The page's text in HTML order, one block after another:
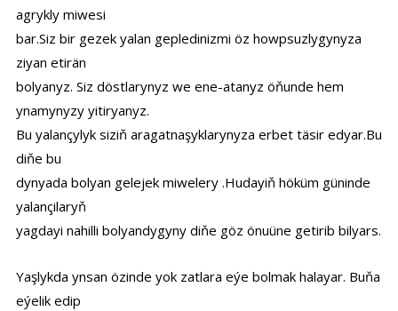
agrykly miwesi
bar.Siz bir gezek yalan gepledinizmi öz howpsuzlygynyza
ziyan etirän
bolyanyz. Siz döstlarynyz we ene-atanyz öňunde hem
ynamynyzy yitiryanyz.
Bu yalançylyk siziň aragatnaşyklarynyza erbet täsir edyar.Bu
diňe bu
dynyada bolyan gelejek miwelery .Hudayiň höküm güninde
yalançilaryň
yagdayi nahilli bolyandygyny diňe göz önuüne getirib bilyars.
Yaşlykda ynsan özinde yok zatlara eýe bolmak halayar. Buňa
eýelik edip